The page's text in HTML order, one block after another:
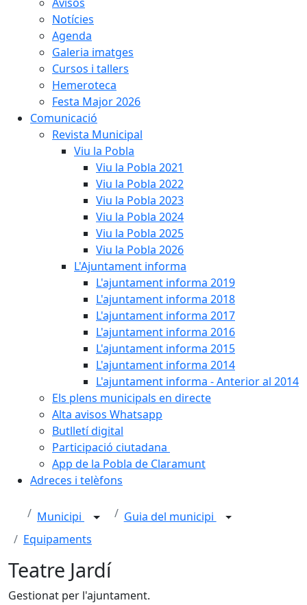
Notícies
Agenda
Galeria imatges
Cursos i tallers
Hemeroteca
Festa Major 2026
Comunicació
Revista Municipal
Viu la Pobla
Viu la Pobla 2021
Viu la Pobla 2022
Viu la Pobla 2023
Viu la Pobla 2024
Viu la Pobla 2025
Viu la Pobla 2026
L'Ajuntament informa
L'ajuntament informa 2019
L'ajuntament informa 2018
L'ajuntament informa 2017
L'ajuntament informa 2016
L'ajuntament informa 2015
L'ajuntament informa 2014
L'ajuntament informa - Anterior al 2014
Els plens municipals en directe
Alta avisos Whatsapp
Butlletí digital
Participació ciutadana
App de la Pobla de Claramunt
Adreces i telèfons
Municipi
Guia del municipi
Equipaments
Teatre Jardí
Gestionat per l'ajuntament.